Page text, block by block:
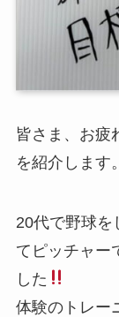
皆さま、お疲
を紹介します。
20代で野球を
てピッチャー
した
体験のトレー